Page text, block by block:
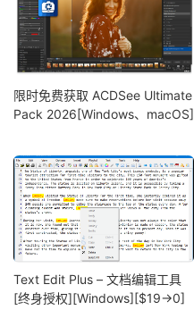
限时免费获取 ACDSee Ultimate
Pack 2026[Windows、macOS]
Text Edit Plus – 文档编辑工具
[终身授权][Windows][$19→0]